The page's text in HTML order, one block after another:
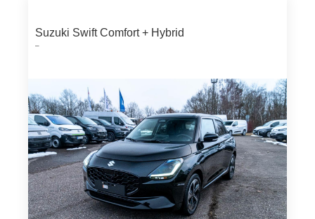
Suzuki Swift Comfort + Hybrid
–